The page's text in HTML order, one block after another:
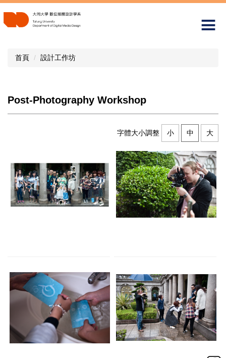
主
首頁 設計工作坊
Post-Photography Workshop
字體大小調整 小 中 大